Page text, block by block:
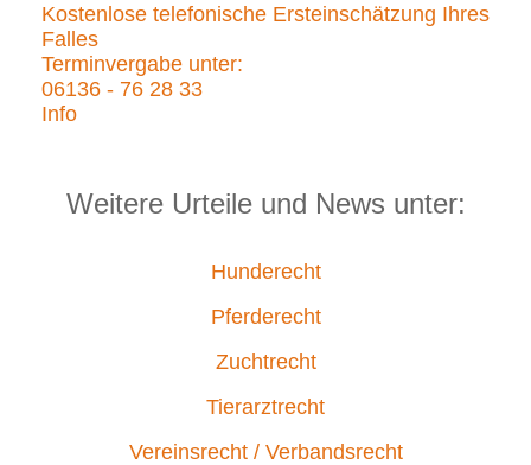
Kostenlose telefonische Ersteinschätzung Ihres
Falles
Terminvergabe unter:
06136 - 76 28 33
Info
Weitere Urteile und News unter:
Hunderecht
Pferderecht
Zuchtrecht
Tierarztrecht
Vereinsrecht / Verbandsrecht